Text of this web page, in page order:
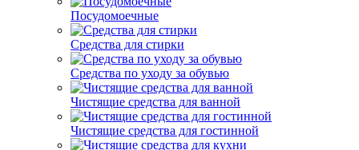
Посудомоечные
Средства для стирки
Средства по уходу за обувью
Чистящие средства для ванной
Чистящие средства для гостинной